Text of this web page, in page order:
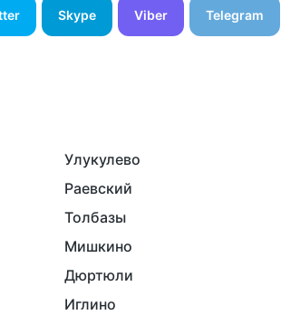
Skype Viber Telegram
Улукулево
Раевский
Толбазы
Мишкино
Дюртюли
Иглино